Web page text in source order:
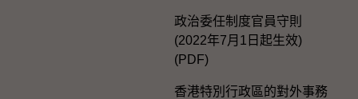
政治委任制度官員守則
(2022年7月1日起生效)
(PDF)
香港特別行政區的對外事務